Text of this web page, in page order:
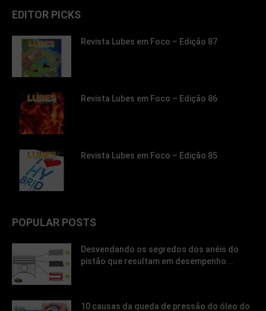
EDITOR PICKS
Revista Lubes em Foco – Edição 87
Revista Lubes em Foco – Edição 86
Revista Lubes em Foco – Edição 85
POPULAR POSTS
Desvendando os segredos dos anéis do
pistão que resultam em desempenho...
10 causas da queda de pressão do óleo do